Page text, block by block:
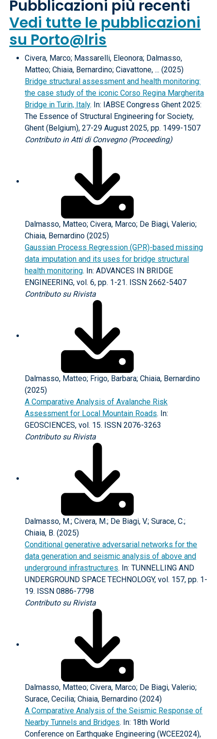
Pubblicazioni più recenti
Vedi tutte le pubblicazioni
su Porto@Iris
Civera, Marco; Massarelli, Eleonora; Dalmasso,
Matteo; Chiaia, Bernardino; Ciavattone, ... (2025)
Bridge structural assessment and health monitoring:
the case study of the iconic Corso Regina Margherita
Bridge in Turin, Italy. In: IABSE Congress Ghent 2025:
The Essence of Structural Engineering for Society,
Ghent (Belgium), 27-29 August 2025, pp. 1499-1507
Contributo in Atti di Convegno (Proceeding)
Dalmasso, Matteo; Civera, Marco; De Biagi, Valerio;
Chiaia, Bernardino (2025)
Gaussian Process Regression (GPR)-based missing
data imputation and its uses for bridge structural
health monitoring. In: ADVANCES IN BRIDGE
ENGINEERING, vol. 6, pp. 1-21. ISSN 2662-5407
Contributo su Rivista
Dalmasso, Matteo; Frigo, Barbara; Chiaia, Bernardino
(2025)
A Comparative Analysis of Avalanche Risk
Assessment for Local Mountain Roads. In:
GEOSCIENCES, vol. 15. ISSN 2076-3263
Contributo su Rivista
Dalmasso, M.; Civera, M.; De Biagi, V.; Surace, C.;
Chiaia, B. (2025)
Conditional generative adversarial networks for the
data generation and seismic analysis of above and
underground infrastructures. In: TUNNELLING AND
UNDERGROUND SPACE TECHNOLOGY, vol. 157, pp. 1-
19. ISSN 0886-7798
Contributo su Rivista
Dalmasso, Matteo; Civera, Marco; De Biagi, Valerio;
Surace, Cecilia; Chiaia, Bernardino (2024)
A Comparative Analysis of the Seismic Response of
Nearby Tunnels and Bridges. In: 18th World
Conference on Earthquake Engineering (WCEE2024),